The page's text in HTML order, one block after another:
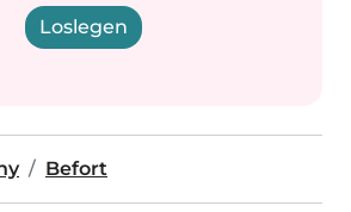
Loslegen
Befort